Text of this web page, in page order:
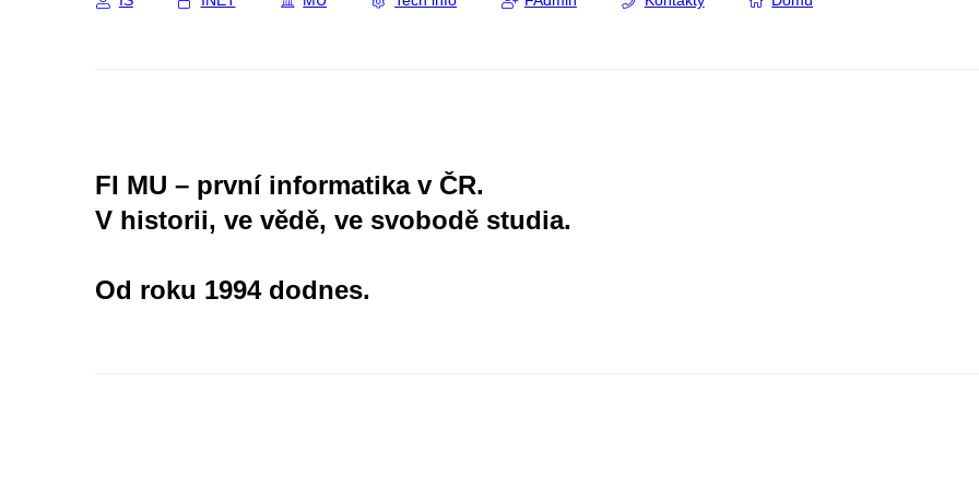
FI MU – první informatika v ČR.
V historii, ve vědě, ve svobodě studia.
Od roku 1994 dodnes.